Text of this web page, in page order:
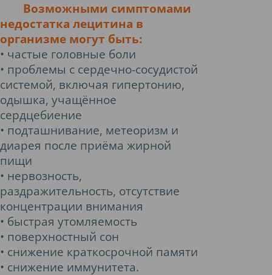
Возможными симптомами
недостатка лецитина в
организме могут быть:
• частые головные боли
• проблемы с сердечно-сосудистой
системой, включая гипертонию,
одышка, учащённое
сердцебиение
• подташнивание, метеоризм и
диарея после приёма жирной
пищи
• нервозность,
раздражительность, отсутствие
концентрации внимания
• быстрая утомляемость
• поверхностный сон
• снижение краткосрочной памяти
• снижение иммунитета.